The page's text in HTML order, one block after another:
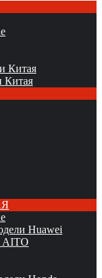
Китая
Китая
Huawei
AITO